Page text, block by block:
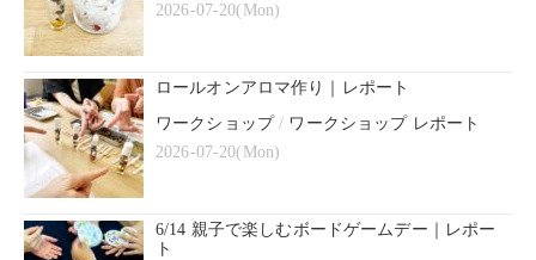
2026-07-20(Mon)
ロールオンアロマ作り｜レポート
ワークショップ/ ワークショップ レポート
2026-07-20(Mon)
6/14 親子で楽しむボードゲームデー｜レポー
ト